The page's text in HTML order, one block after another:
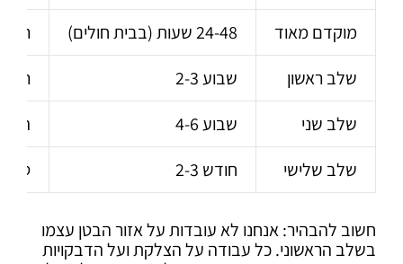
מוקדם מאוד
24-48 שעות (בבית חולים)
שלב ראשון
שבוע 2-3
שלב שני
שבוע 4-6
שלב שלישי
חודש 2-3
חשוב להבהיר: אנחנו לא עובדות על אזור הבטן עצמו
בשלב הראשוני. כל עבודה על הצלקת ועל הדבקויות